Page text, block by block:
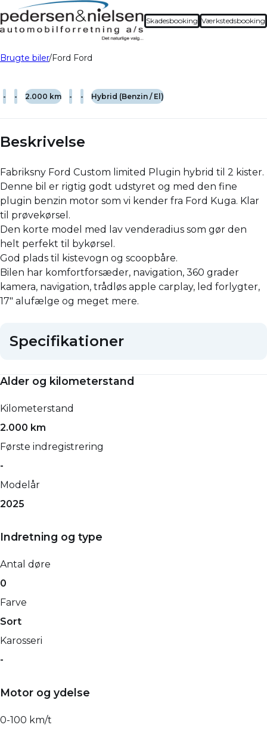
Skadesbooking Værkstedsbooking
Brugte biler Ford Ford
- - 2.000 km - - Hybrid (Benzin / El)
Beskrivelse
Fabriksny Ford Custom limited Plugin hybrid til 2 kister.
Denne bil er rigtig godt udstyret og med den fine
plugin benzin motor som vi kender fra Ford Kuga. Klar
til prøvekørsel.
Den korte model med lav venderadius som gør den
helt perfekt til bykørsel.
God plads til kistevogn og scoopbåre.
Bilen har komfortforsæder, navigation, 360 grader
kamera, navigation, trådløs apple carplay, led forlygter,
17" alufælge og meget mere.
Specifikationer
Alder og kilometerstand
Kilometerstand
2.000 km
Første indregistrering
-
Modelår
2025
Indretning og type
Antal døre
0
Farve
Sort
Karosseri
-
Motor og ydelse
0-100 km/t